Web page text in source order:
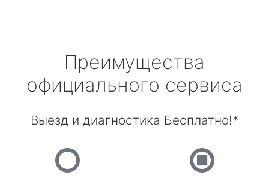
Преимущества
официального сервиса
Выезд и диагностика Бесплатно!*